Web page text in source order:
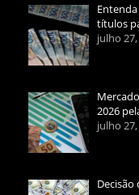
títulos
julho
2026
julho
Decisão